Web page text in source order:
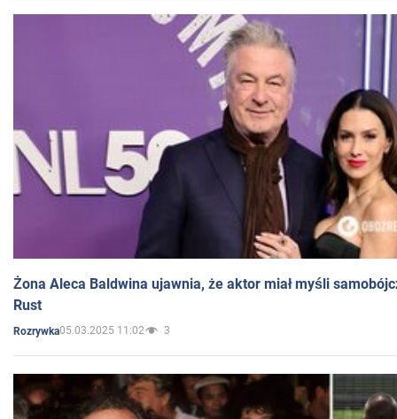
Żona Aleca Baldwina ujawnia, że aktor miał myśli
Rust
Rozrywka05.03.2025 11:02 3